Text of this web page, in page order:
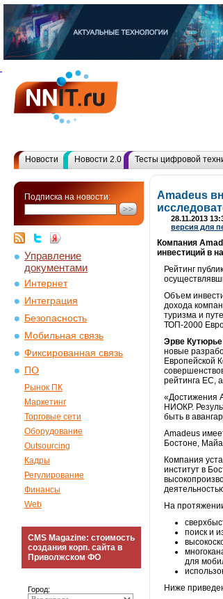
Новости Новости 2.0 Тесты цифровой
Подписка на новости:
Управление
документами
Интернет
Интеграция
Безопасность
Мобильная связь
Фиксированная связь
ПО
Рынок ПК
Маркетинг
Торговые сети
Оборудование
Outsourcing
Кадры
Регулирование
Финансы
Web
CMS Magazine: стоимость
создания корп. сайта в
Приволжском ФО
Город:
Amadeus
28.11.2013
версия для
Компания
инвестиций в
Рейтинг
Объем
дохода
туризма и
ТОП-2000
Эрве
новые
Европейской
рейтинга ЕС,
«Достижения
НИОКР.
быть в
Amadeus
Бостоне,
Компания
институт в
На
поиск и
для
Ниже